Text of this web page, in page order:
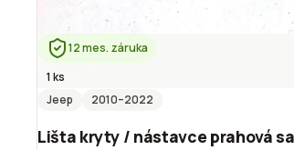
12 mes. záruka
1 ks
Jeep
2010–2022
Lišta kryty / nástavce prahová